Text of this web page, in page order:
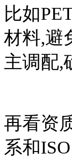
比如
材料,避
主调配,
再看资
系和